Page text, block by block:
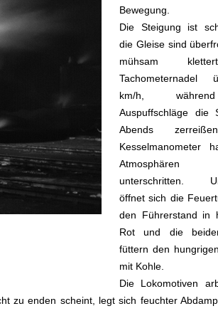
Bewegung.
Die Steigung ist
die Gleise sind
mühsam
Tachometernadel
km/h,
Auspuffschläge die
Abends
Kesselmanometer
Atmosphären
unterschritten.
öffnet sich die
den Führerstand in
Rot und die
füttern den
mit Kohle.
Die Lokomotiven
zu enden scheint, legt sich feuchter